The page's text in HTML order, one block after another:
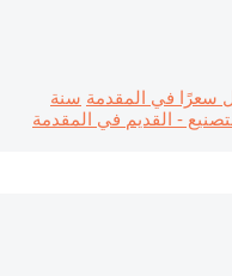
سعرًا في المقدمة سنة
- القديم في المقدمة